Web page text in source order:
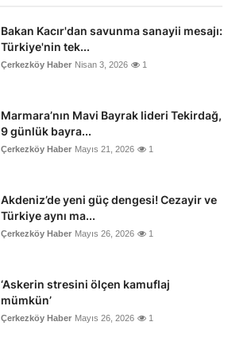
Bakan Kacır'dan savunma sanayii mesajı:
Türkiye'nin tek...
Çerkezköy Haber Nisan 3, 2026 1
Marmara’nın Mavi Bayrak lideri Tekirdağ,
9 günlük bayra...
Çerkezköy Haber Mayıs 21, 2026 1
Akdeniz’de yeni güç dengesi! Cezayir ve
Türkiye aynı ma...
Çerkezköy Haber Mayıs 26, 2026 1
‘Askerin stresini ölçen kamuflaj
mümkün’
Çerkezköy Haber Mayıs 26, 2026 1